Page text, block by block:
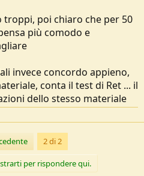
poi chiaro che per 50
più comodo e
invece concordo appieno,
conta il test di Ret ... il
dello stesso materiale
2 di 2
per rispondere qui.